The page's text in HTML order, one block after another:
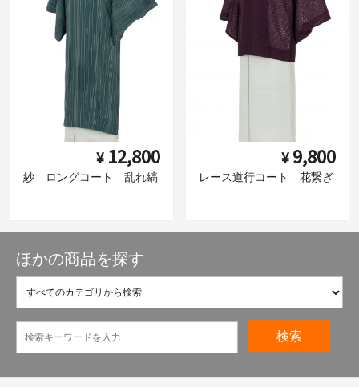
¥ 12,800
紗 ロングコート 乱れ縞
¥ 9,800
レース道行コート 花繋ぎ
ほかの商品を探す
検索